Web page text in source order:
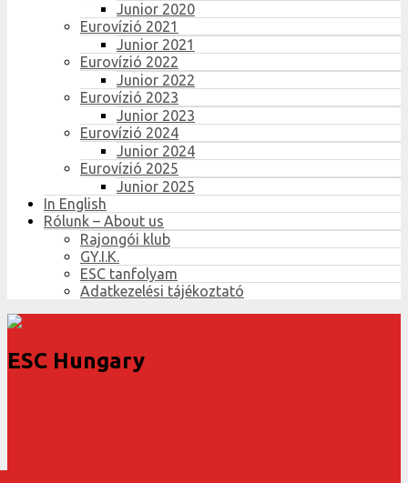
Junior 2020
Eurovízió 2021
Junior 2021
Eurovízió 2022
Junior 2022
Eurovízió 2023
Junior 2023
Eurovízió 2024
Junior 2024
Eurovízió 2025
Junior 2025
In English
Rólunk – About us
Rajongói klub
GY.I.K.
ESC tanfolyam
Adatkezelési tájékoztató
ESC Hungary